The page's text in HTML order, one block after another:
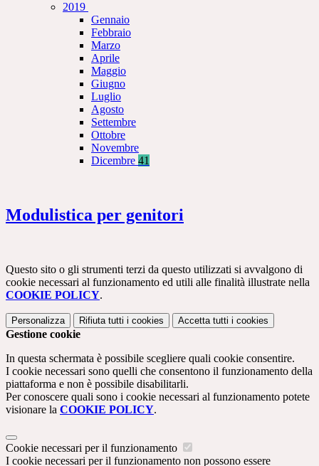
2019
Gennaio
Febbraio
Marzo
Aprile
Maggio
Giugno
Luglio
Agosto
Settembre
Ottobre
Novembre
Dicembre 41
Modulistica per genitori
Questo sito o gli strumenti terzi da questo utilizzati si avvalgono di
cookie necessari al funzionamento ed utili alle finalità illustrate nella
COOKIE POLICY.
Personalizza Rifiuta tutti i cookies Accetta tutti i cookies
Gestione cookie
In questa schermata è possibile scegliere quali cookie consentire.
I cookie necessari sono quelli che consentono il funzionamento della
piattaforma e non è possibile disabilitarli.
Per conoscere quali sono i cookie necessari al funzionamento potete
visionare la COOKIE POLICY.
Cookie necessari per il funzionamento
I cookie necessari per il funzionamento non possono essere